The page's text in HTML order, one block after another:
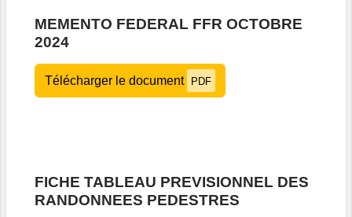
MEMENTO FEDERAL FFR OCTOBRE
2024
Télécharger le document PDF
FICHE TABLEAU PREVISIONNEL DES
RANDONNEES PEDESTRES